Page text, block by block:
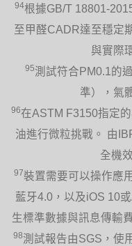
94根據GB/T 18801-
至甲醛CADR達至穩定
與實際
95測試符合PM0.1的
準），氣
96在ASTM F3150指定
油進行微粒挑戰。 由
全機
97裝置需要可以操作應
藍牙4.0，以及iOS 10
生標準數據與訊息傳輸
98測試報告由SGS，使